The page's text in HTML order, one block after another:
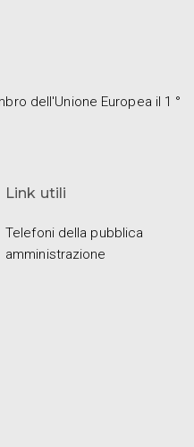
dell'Unione Europea il 1 °
Link utili
Telefoni della pubblica
amministrazione